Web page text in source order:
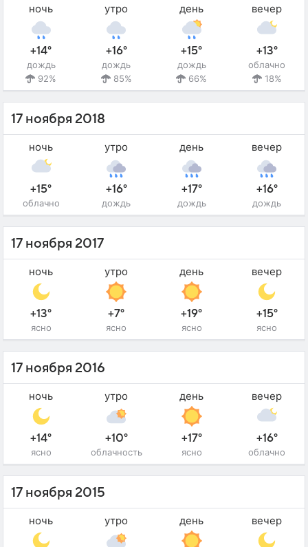
ночь
+14°
дождь
92%
утро
+16°
дождь
85%
день
+15°
дождь
66%
вечер
+13°
облачно
18%
17 ноября 2018
ночь
+15°
облачно
утро
+16°
дождь
день
+17°
дождь
вечер
+16°
дождь
17 ноября 2017
ночь
+13°
ясно
утро
+7°
ясно
день
+19°
ясно
вечер
+15°
ясно
17 ноября 2016
ночь
+14°
ясно
утро
+10°
облачность
день
+17°
ясно
вечер
+16°
облачно
17 ноября 2015
ночь утро день вечер